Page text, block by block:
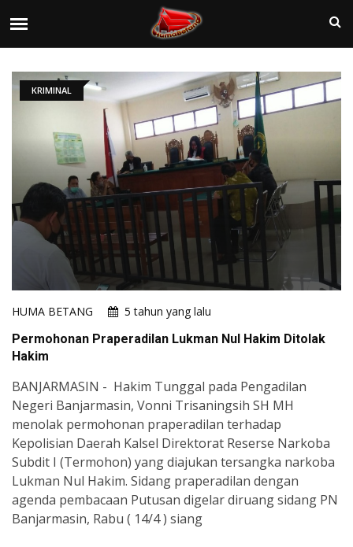
KRIMINAL
HUMA BETANG
5 tahun yang lalu
Permohonan Praperadilan Lukman Nul Hakim Ditolak
Hakim
BANJARMASIN - Hakim Tunggal pada Pengadilan
Negeri Banjarmasin, Vonni Trisaningsih SH MH
menolak permohonan praperadilan terhadap
Kepolisian Daerah Kalsel Direktorat Reserse Narkoba
Subdit I (Termohon) yang diajukan tersangka narkoba
Lukman Nul Hakim. Sidang praperadilan dengan
agenda pembacaan Putusan digelar diruang sidang PN
Banjarmasin, Rabu ( 14/4 ) siang